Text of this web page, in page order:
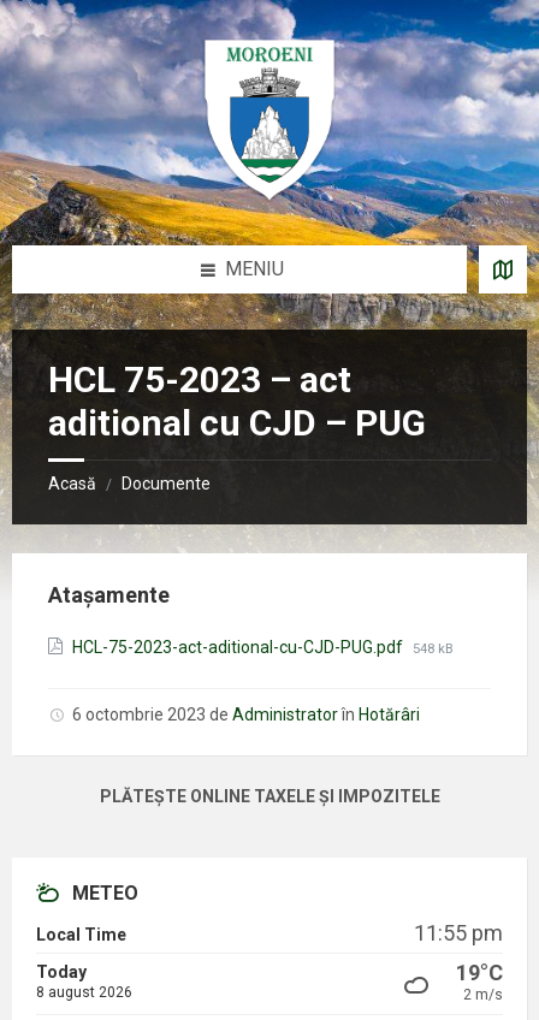
Sari
la
conținut
Salt
la
bara
laterală
stângă
Salt
la
bara
laterală
dreaptă
Salt
la
subsol
MENIU
HCL 75-2023 – act
aditional cu CJD – PUG
Acasă / Documente
Atașamente
HCL-75-2023-act-aditional-cu-CJD-PUG.pdf Mărimea
548 kB
6 octombrie 2023 de Administratorîn Hotărâri
PLĂTEȘTE ONLINE TAXELE ȘI IMPOZITELE
METEO
Local Time 11:55 pm
Today
8 august 2026
19°C
2 m/s